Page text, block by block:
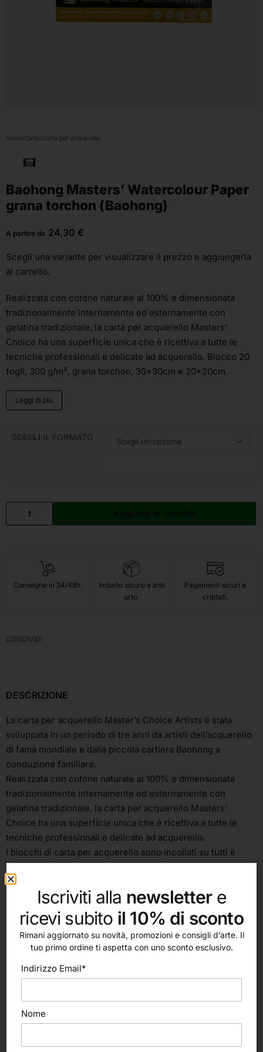
Home›Carta›Carta per acquerello
Baohong Masters’ Watercolour Paper
grana torchon (Baohong)
A partire da 24,30 €
Scegli una variante per visualizzare il prezzo e aggiungerla
al carrello.
Realizzata con cotone naturale al 100% e dimensionata
tradizionalmente internamente ed esternamente con
gelatina tradizionale, la carta per acquerello Masters’
Choice ha una superficie unica che è ricettiva a tutte le
tecniche professionali e delicate ad acquerello. Blocco 20
fogli, 300 g/m², grana torchon, 30x30cm e 20x20cm.
Leggi di più
SCEGLI IL FORMATO
Consegne in 24/48h.
Imballo sicuro e anti
urto.
Pagamenti sicuri e
criptati.
CONDIVIDI
DESCRIZIONE
La carta per acquerello Master’s Choice Artists è stata
sviluppata in un periodo di tre anni da artisti dell’acquerello
di fama mondiale e dalla piccola cartiera Baohong a
conduzione familiare.
Realizzata con cotone naturale al 100% e dimensionata
tradizionalmente internamente ed esternamente con
gelatina tradizionale, la carta per acquerello Masters’
Choice ha una superficie unica che è ricettiva a tutte le
tecniche professionali e delicate ad acquerello.
I blocchi di carta per acquerello sono incollati su tutti e
prima di dipingere, poiché la colla impedisce al foglio di
deformarsi durante la pittura. Che tu stia dipingendo con gli
acquerelli o disegnando con l’inchiostro, i fogli e i blocchi
per acquerello di Master’s Choice Artists forniscono una
superficie straordinaria per l’espressione creativa.
Blocco 20 fogli, 300 g/m², 20x20cm e 30x30cm, grana
torchon.
Iscriviti alla newslettere
ricevi subito il 10% di sconto
Rimani aggiornato su novità, promozioni e consigli d’arte. Il
tuo primo ordine ti aspetta con uno sconto esclusivo.
Indirizzo Email*
Nome